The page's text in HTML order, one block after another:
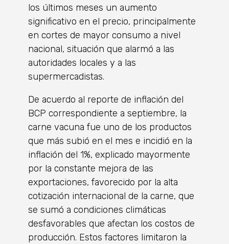
los últimos meses un aumento
significativo en el precio, principalmente
en cortes de mayor consumo a nivel
nacional, situación que alarmó a las
autoridades locales y a las
supermercadistas.
De acuerdo al reporte de inflación del
BCP correspondiente a septiembre, la
carne vacuna fue uno de los productos
que más subió en el mes e incidió en la
inflación del 1%, explicado mayormente
por la constante mejora de las
exportaciones, favorecido por la alta
cotización internacional de la carne, que
se sumó a condiciones climáticas
desfavorables que afectan los costos de
producción. Estos factores limitaron la